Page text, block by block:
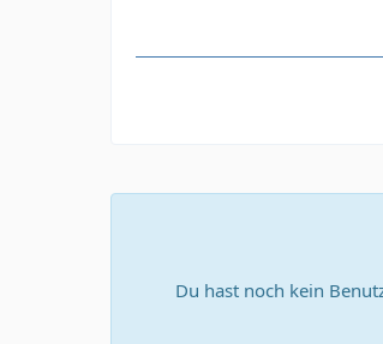
Du hast noch kein